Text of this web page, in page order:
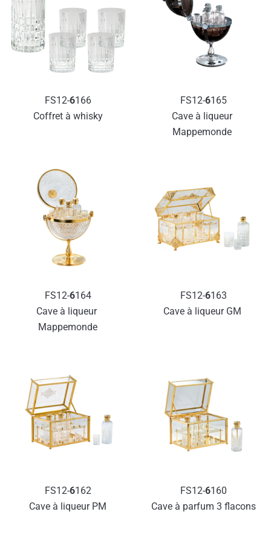
FS12-6166
Coffret à whisky
FS12-6165
Cave à liqueur
Mappemonde
FS12-6164
Cave à liqueur
Mappemonde
FS12-6163
Cave à liqueur GM
FS12-6162
Cave à liqueur PM
FS12-6160
Cave à parfum 3 flacons